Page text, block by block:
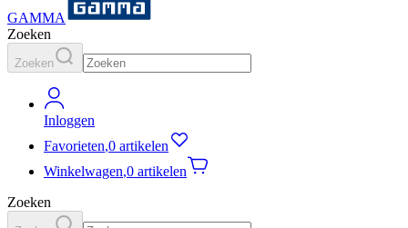
GAMMA
Zoeken
Zoeken
Inloggen
Favorieten,0 artikelen
Winkelwagen,0 artikelen
Zoeken